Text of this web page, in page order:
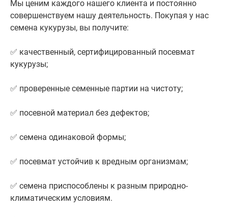
Мы ценим каждого нашего клиента и постоянно
совершенствуем нашу деятельность. Покупая у нас
семена кукурузы, вы получите:
✅ качественный, сертифицированный посевмат
кукурузы;
✅ проверенные семенные партии на чистоту;
✅ посевной материал без дефектов;
✅ семена одинаковой формы;
✅ посевмат устойчив к вредным организмам;
✅ семена приспособлены к разным природно-
климатическим условиям.